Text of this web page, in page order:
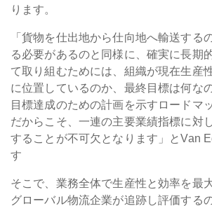
ります。
「貨物を仕出地から仕向地へ輸送する
る必要があるのと同様に、確実に長期
て取り組むためには、組織が現在生産
に位置しているのか、最終目標は何な
目標達成のための計画を示すロードマ
だからこそ、一連の主要業績指標に対
することが不可欠となります」とVan
す
そこで、業務全体で生産性と効率を最
グローバル物流企業が追跡し評価する